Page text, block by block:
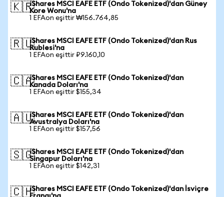
🇰🇷iShares MSCI EAFE ETF (Ondo Tokenized)'dan Güney
Kore Wonu'na
1 EFAon eşittir ₩156.764,85
🇷🇺iShares MSCI EAFE ETF (Ondo Tokenized)'dan Rus
Rublesi'na
1 EFAon eşittir ₽9.160,10
🇨🇦iShares MSCI EAFE ETF (Ondo Tokenized)'dan
Kanada Doları'na
1 EFAon eşittir $155,34
🇦🇺iShares MSCI EAFE ETF (Ondo Tokenized)'dan
Avustralya Doları'na
1 EFAon eşittir $157,56
🇸🇬iShares MSCI EAFE ETF (Ondo Tokenized)'dan
Singapur Doları'na
1 EFAon eşittir $142,31
🇨🇭iShares MSCI EAFE ETF (Ondo Tokenized)'dan İsviçre